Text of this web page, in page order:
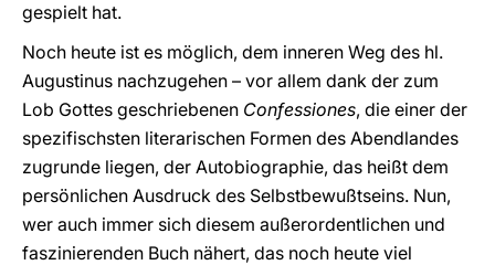
gespielt hat.
Noch heute ist es möglich, dem inneren Weg des hl.
Augustinus nachzugehen – vor allem dank der zum
Lob Gottes geschriebenen Confessiones, die einer der
spezifischsten literarischen Formen des Abendlandes
zugrunde liegen, der Autobiographie, das heißt dem
persönlichen Ausdruck des Selbstbewußtseins. Nun,
wer auch immer sich diesem außerordentlichen und
faszinierenden Buch nähert, das noch heute viel